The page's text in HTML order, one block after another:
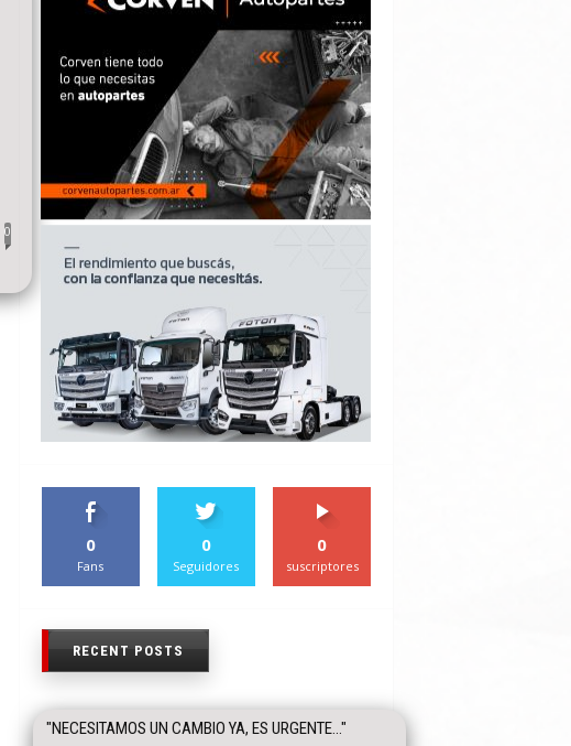
0
0
Fans
0
Seguidores
0
suscriptores
RECENT POSTS
"NECESITAMOS UN CAMBIO YA, ES URGENTE…"